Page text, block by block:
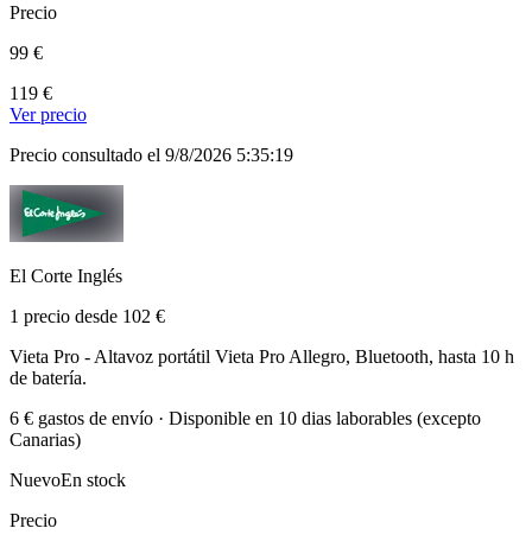
Precio
99 €
119 €
Ver precio
Precio consultado el 9/8/2026 5:35:19
El Corte Inglés
1 precio desde 102 €
Vieta Pro - Altavoz portátil Vieta Pro Allegro, Bluetooth, hasta 10 h
de batería.
6 € gastos de envío · Disponible en 10 dias laborables (excepto
Canarias)
NuevoEn stock
Precio